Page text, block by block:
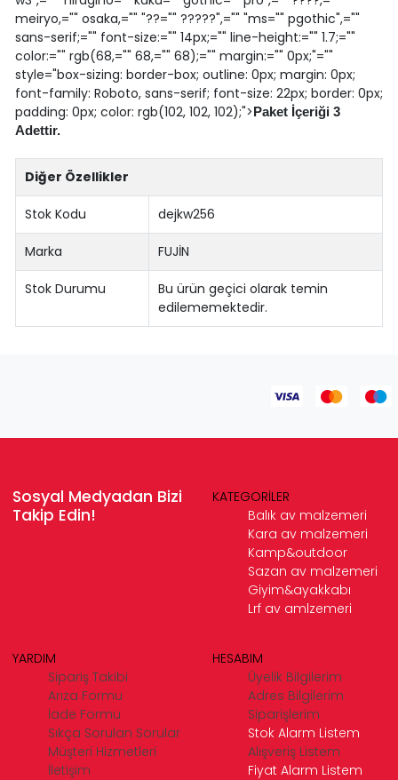
meiryo,="" osaka,="" "??="" ?????",="" "ms="" pgothic",=""
sans-serif;="" font-size:="" 14px;="" line-height:="" 1.7;=""
color:="" rgb(68,="" 68,="" 68);="" margin:="" 0px;"=""
style="box-sizing: border-box; outline: 0px; margin: 0px;
font-family: Roboto, sans-serif; font-size: 22px; border: 0px;
padding: 0px; color: rgb(102, 102, 102);"> Paket İçeriği 3
Adettir.
Diğer Özellikler
Stok Kodu dejkw256
Marka FUJİN
Stok Durumu
Bu ürün geçici olarak temin
edilememektedir.
Sosyal Medyadan Bizi
Takip Edin!
KATEGORİLER
Balık av malzemeri
Kara av malzemeri
Kamp&outdoor
Sazan av malzemeri
Giyim&ayakkabı
Lrf av amlzemeri
YARDIM
Sipariş Takibi
Arıza Formu
İade Formu
Sıkça Sorulan Sorular
Müşteri Hizmetleri
İletişim
HESABIM
Üyelik Bilgilerim
Adres Bilgilerim
Siparişlerim
Stok Alarm Listem
Alışveriş Listem
Fiyat Alarm Listem